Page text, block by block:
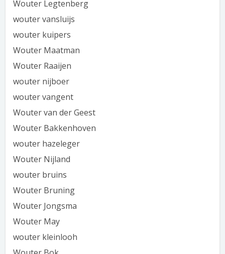
Wouter Legtenberg
wouter vansluijs
wouter kuipers
Wouter Maatman
Wouter Raaijen
wouter nijboer
wouter vangent
Wouter van der Geest
Wouter Bakkenhoven
wouter hazeleger
Wouter Nijland
wouter bruins
Wouter Bruning
Wouter Jongsma
Wouter May
wouter kleinlooh